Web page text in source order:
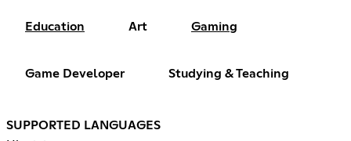
Education Art Gaming
Game Developer Studying & Teaching
SUPPORTED LANGUAGES